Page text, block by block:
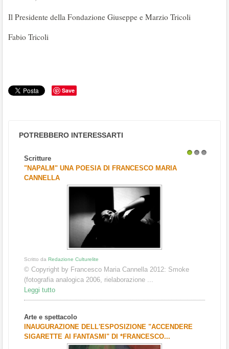
Il Presidente della Fondazione Giuseppe e Marzio Tricoli
Fabio Tricoli
Save
POTREBBERO INTERESSARTI
Scritture
"NAPALM" UNA POESIA DI FRANCESCO MARIA
CANNELLA
Scritto da Redazione Culturelite
© Copyright by Francesco Maria Cannella 2012: Smoke
(fotografia analogica 2006, rielaborazione ...
Leggi tutto
Arte e spettacolo
INAUGURAZIONE DELL'ESPOSIZIONE "ACCENDERE
SIGARETTE AI FANTASMI" DI *FRANCESCO...